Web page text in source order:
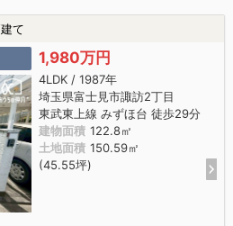
て
1,980万円
4LDK / 1987年
埼玉県富士見市諏訪2丁目
東武東上線 みずほ台 徒歩29分
建物面積 122.8㎡
土地面積 150.59㎡
(45.55坪)